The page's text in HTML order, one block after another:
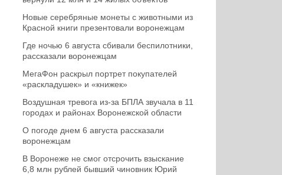
Новые серебряные монеты с животными из
Красной книги презентовали воронежцам
Где ночью 6 августа сбивали беспилотники,
рассказали воронежцам
МегаФон раскрыл портрет покупателей
«раскладушек» и «книжек»
Воздушная тревога из-за БПЛА звучала в 11
городах и районах Воронежской области
О погоде днем 6 августа рассказали
воронежцам
В Воронеже не смог отсрочить взыскание
6,8 млн рублей бывший чиновник Юрий